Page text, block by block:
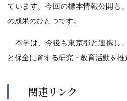
ています。今回の標本情報公開も
の成果のひとつです。
本学は、今後も東京都と連携し
と保全に資する研究・教育活動を推
関連リンク